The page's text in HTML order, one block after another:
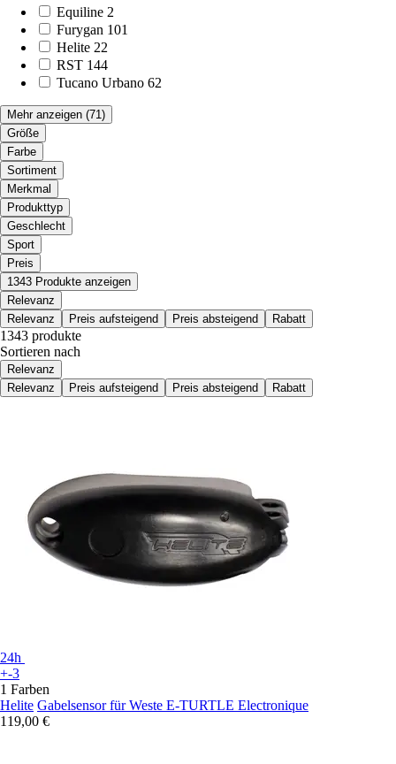
Equiline 2
Furygan 101
Helite 22
RST 144
Tucano Urbano 62
Mehr anzeigen (71)
Größe
Farbe
Sortiment
Merkmal
Produkttyp
Geschlecht
Sport
Preis
1343 Produkte anzeigen
Relevanz
Relevanz
Preis aufsteigend Preis absteigend Rabatt
1343 produkte
Sortieren nach
Relevanz
Relevanz
Preis aufsteigend Preis absteigend Rabatt
24h
+-3
1 Farben
Helite Gabelsensor für Weste E-TURTLE Electronique
119,00 €